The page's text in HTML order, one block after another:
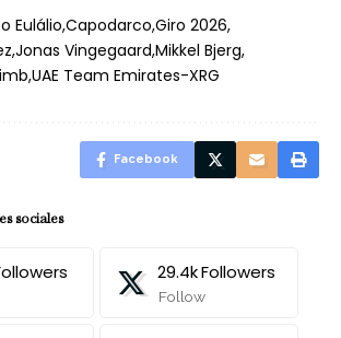
EulálioCapodarco Giro 2026
Jonas Vingegaard Mikkel Bjerg
UAE Team Emirates-XRG
Facebook
sociales
29.4kFollowers
Follow